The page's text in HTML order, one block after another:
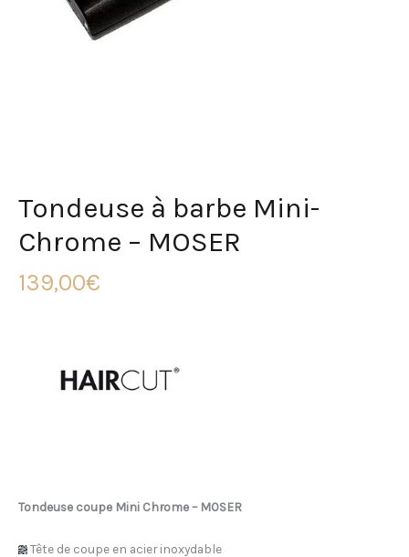
Tondeuse à barbe Mini-
Chrome – MOSER
139,00€
Tondeuse coupe Mini Chrome – MOSER
Tête de coupe en acier inoxydable